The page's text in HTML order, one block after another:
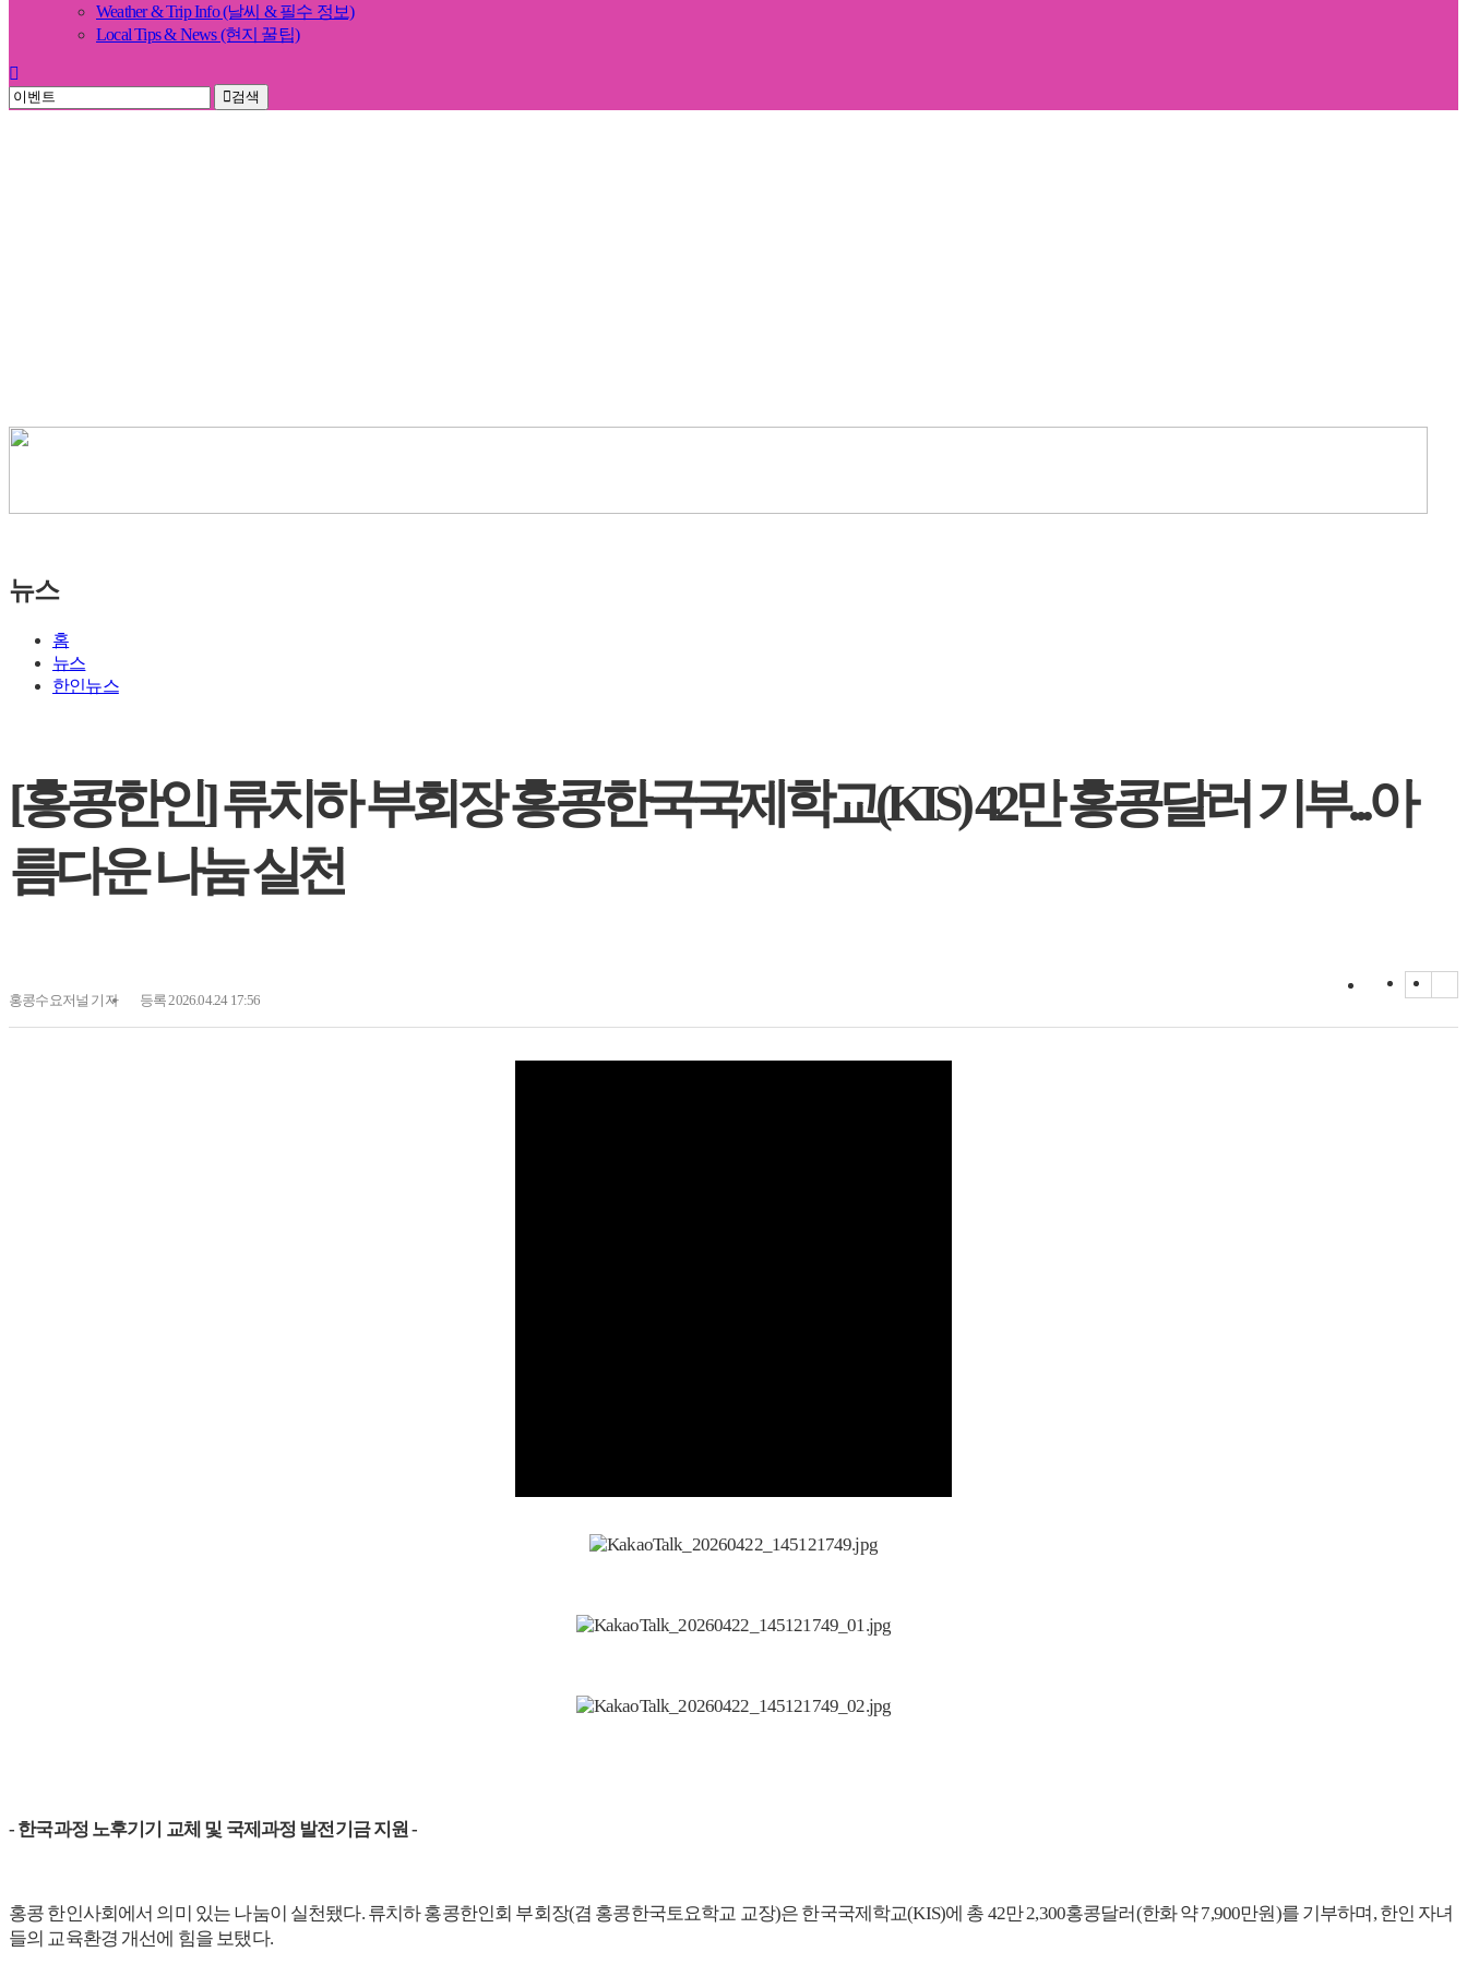
Weather & Trip Info (날씨 & 필수 정보)
Local Tips & News (현지 꿀팁)
검색
뉴스
홈
뉴스
한인뉴스
[홍콩한인] 류치하 부회장 홍콩한국국제학교(KIS) 42만 홍콩달러 기부...아
름다운 나눔 실천
홍콩수요저널 기자 등록 2026.04.24 17:56
- 한국과정 노후기기 교체 및 국제과정 발전기금 지원 -
홍콩 한인사회에서 의미 있는 나눔이 실천됐다. 류치하 홍콩한인회 부회장(겸 홍콩한국토요학교 교장)은 한국국제학교(KIS)에 총 42만 2,300홍콩달러(한화 약 7,900만원)를 기부하며, 한인 자녀
들의 교육환경 개선에 힘을 보탰다.